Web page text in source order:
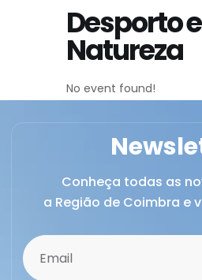
Desporto e
Natureza
No event found!
Conheça todas as
a Região de Coimbra e